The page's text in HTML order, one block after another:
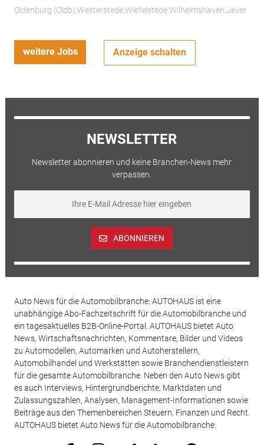
Oldenburg (Oldb);Westerstede;Wiefelstede;Wilhelmshaven;Jever
weitere Jobs Anzeige schalten
NEWSLETTER
Newsletter abonnieren und keine Branchen-News mehr
verpassen.
ABONNIEREN
Auto News für die Automobilbranche: AUTOHAUS ist eine
unabhängige Abo-Fachzeitschrift für die Automobilbranche und
ein tagesaktuelles B2B-Online-Portal. AUTOHAUS bietet Auto
News, Wirtschaftsnachrichten, Kommentare, Bilder und Videos
zu Automodellen, Automarken und Autoherstellern,
Automobilhandel und Werkstätten sowie Branchendienstleistern
für die gesamte Automobilbranche. Neben den Auto News gibt
es auch Interviews, Hintergrundberichte, Marktdaten und
Zulassungszahlen, Analysen, Management-Informationen sowie
Beiträge aus den Themenbereichen Steuern, Finanzen und Recht.
AUTOHAUS bietet Auto News für die Automobilbranche.